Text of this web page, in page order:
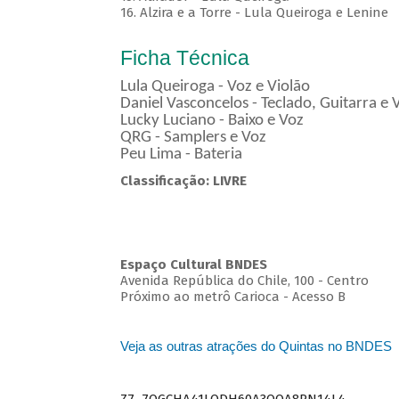
16. Alzira e a Torre - Lula Queiroga e Lenine
Ficha Técnica
Lula Queiroga - Voz e Violão
Daniel Vasconcelos - Teclado, Guitarra e
Lucky Luciano - Baixo e Voz
QRG - Samplers e Voz
Peu Lima - Bateria
Classificação: LIVRE
Espaço Cultural BNDES
Avenida República do Chile, 100 - Centro
Próximo ao metrô Carioca - Acesso B
Veja as outras atrações do Quintas no BNDES